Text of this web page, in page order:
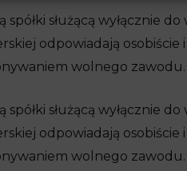
służącą wyłącznie
odpowiadają
wolnego zawodu.
służącą wyłącznie
odpowiadają
wolnego zawodu.